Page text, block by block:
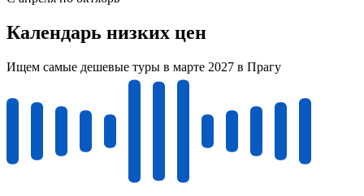
Календарь низких цен
Ищем самые дешевые туры в марте 2027 в Прагу